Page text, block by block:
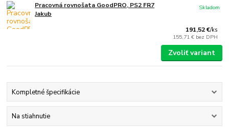
Pracovná rovnošata GoodPRO, PS2 FR7
Jakub
191,52 €/ks
155,71 € bez DPH
Skladom
Zvoliť variant
Kompletné špecifikácie
Na stiahnutie